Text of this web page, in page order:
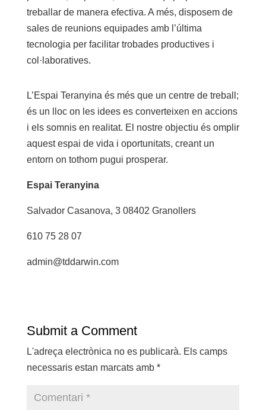
treballar de manera efectiva. A més, disposem de
sales de reunions equipades amb l’última
tecnologia per facilitar trobades productives i
col·laboratives.
L’Espai Teranyina és més que un centre de treball;
és un lloc on les idees es converteixen en accions
i els somnis en realitat. El nostre objectiu és omplir
aquest espai de vida i oportunitats, creant un
entorn on tothom pugui prosperar.
Espai Teranyina
Salvador Casanova, 3 08402 Granollers
610 75 28 07
admin@tddarwin.com
Submit a Comment
L'adreça electrònica no es publicarà. Els camps
necessaris estan marcats amb *